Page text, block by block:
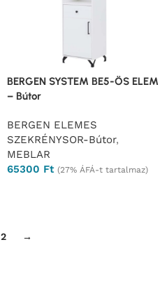
BERGEN SYSTEM BE5-ÖS ELEM
– Bútor
BERGEN ELEMES
SZEKRÉNYSOR-Bútor,
MEBLAR
65300 Ft (27% ÁFÁ-t tartalmaz)
2 →